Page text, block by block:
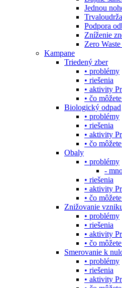
Jednou
Podpora
Zníženie
Zero
Kampane
Triedený zber
• problémy
• riešenia
• aktivity
• čo
Biologický odpad
• problémy
• riešenia
• aktivity
• čo
Obaly
• problémy
-
• riešenia
• aktivity
• čo
Znižovanie
• problémy
• riešenia
• aktivity
• čo
Smerovanie k
• problémy
• riešenia
• aktivity